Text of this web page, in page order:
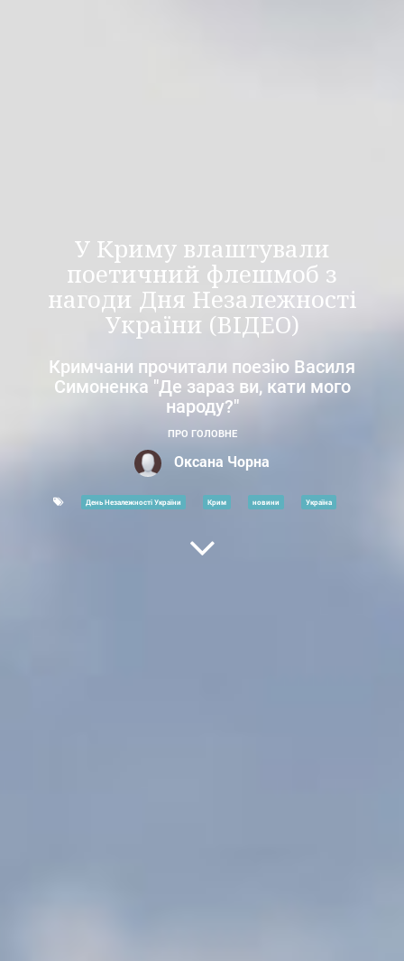
У Криму влаштували
поетичний флешмоб з
нагоди Дня Незалежності
України (ВІДЕО)
Кримчани прочитали поезію Василя
Симоненка "Де зараз ви, кати мого
народу?"
ПРО ГОЛОВНЕ
Оксана Чорна
День Незалежності України Крим новини Україна